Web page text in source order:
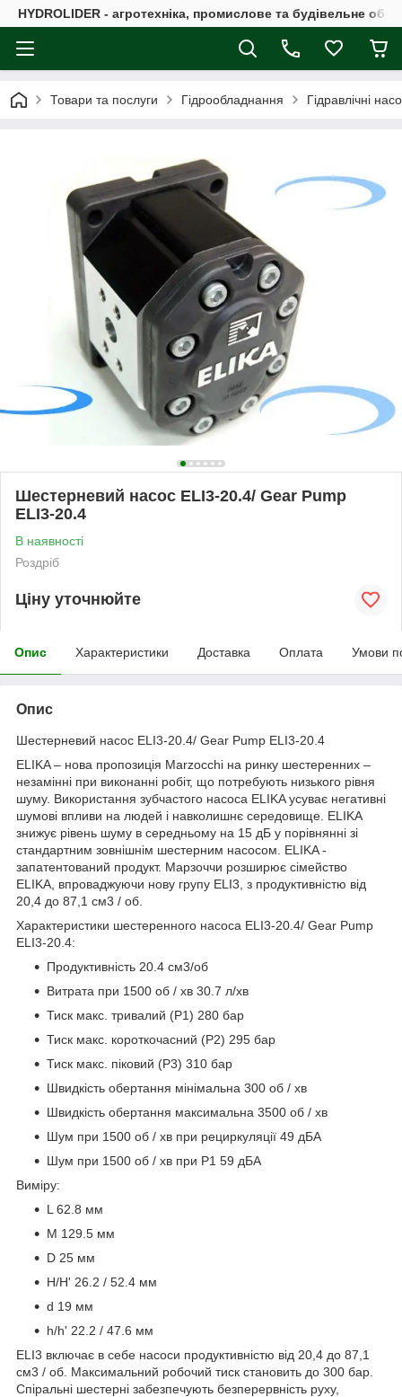
HYDROLIDER - агротехніка, промислове та будівельне
Товари та послуги Гідрообладнання Гідравлічні
Шестерневий насос ELI3-20.4/ Gear Pump
ELI3-20.4
В наявності
Роздріб
Ціну уточнюйте
Опис Характеристики Доставка Оплата Умови
Опис
Шестерневий насос ELI3-20.4/ Gear Pump ELI3-20.4
ELIKA – нова пропозиція Marzocchi на ринку шестеренних –
незамінні при виконанні робіт, що потребують низького рівня
шуму. Використання зубчастого насоса ELIKA усуває негативні
шумові впливи на людей і навколишнє середовище. ELIKA
знижує рівень шуму в середньому на 15 дБ у порівнянні зі
стандартним зовнішнім шестерним насосом. ELIKA -
запатентований продукт. Марзоччи розширює сімейство
ELIKA, впроваджуючи нову групу ELI3, з продуктивністю від
20,4 до 87,1 см3 / об.
Характеристики шестеренного насоса ELI3-20.4/ Gear Pump
ELI3-20.4:
Продуктивність 20.4 см3/об
Витрата при 1500 об / хв 30.7 л/хв
Тиск макс. тривалий (Р1) 280 бар
Тиск макс. короткочасний (Р2) 295 бар
Тиск макс. піковий (Р3) 310 бар
Швидкість обертання мінімальна 300 об / хв
Швидкість обертання максимальна 3500 об / хв
Шум при 1500 об / хв при рециркуляції 49 дБА
Шум при 1500 об / хв при P1 59 дБА
Виміру:
L 62.8 мм
M 129.5 мм
D 25 мм
H/H' 26.2 / 52.4 мм
d 19 мм
h/h' 22.2 / 47.6 мм
ELI3 включає в себе насоси продуктивністю від 20,4 до 87,1
см3 / об. Максимальний робочий тиск становить до 300 бар.
Спіральні шестерні забезпечують безперервність руху,